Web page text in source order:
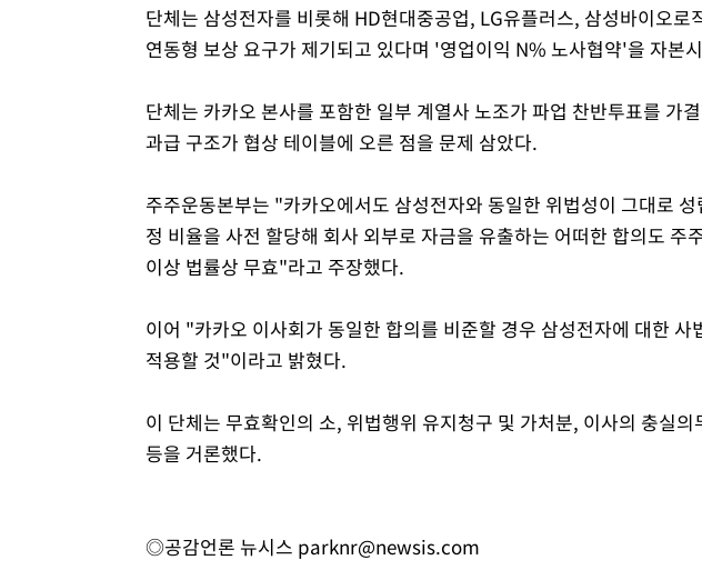
단체는 삼성전자를 비롯해 HD현대중공업, LG유플러스, 삼성바이오로
연동형 보상 요구가 제기되고 있다며 '영업이익 N% 노사협약'을 자본
단체는 카카오 본사를 포함한 일부 계열사 노조가 파업 찬반투표를 가
과급 구조가 협상 테이블에 오른 점을 문제 삼았다.
주주운동본부는 "카카오에서도 삼성전자와 동일한 위법성이 그대로
정 비율을 사전 할당해 회사 외부로 자금을 유출하는 어떠한 합의도 주
이상 법률상 무효"라고 주장했다.
이어 "카카오 이사회가 동일한 합의를 비준할 경우 삼성전자에 대한 사
적용할 것"이라고 밝혔다.
이 단체는 무효확인의 소, 위법행위 유지청구 및 가처분, 이사의 충실
등을 거론했다.
◎공감언론 뉴시스 parknr@newsis.com